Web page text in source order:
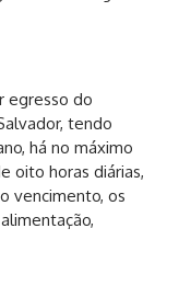
egresso do
tendo
há no máximo
oito horas diárias,
vencimento, os